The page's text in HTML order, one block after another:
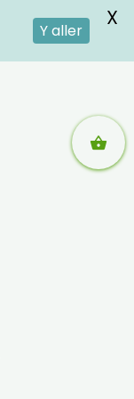
Y aller
X